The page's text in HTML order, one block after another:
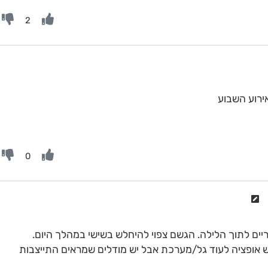
2
השבוע
0
לתוך הלילה. הגשם צפוי להיחלש בשישי במהלך היום.
אופציה לעוד גל/מערכת אבל יש מודלים שמראים התייצבות